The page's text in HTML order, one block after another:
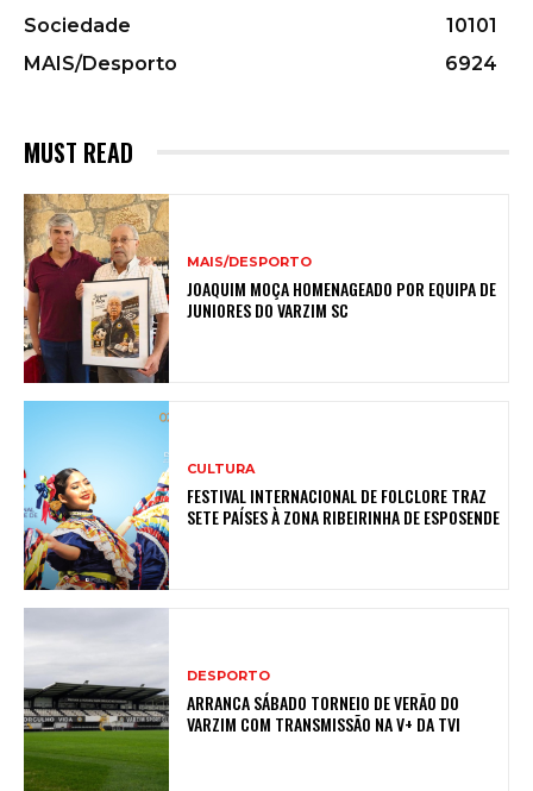
Sociedade
10101
MAIS/Desporto
6924
MUST READ
MAIS/DESPORTO
JOAQUIM MOÇA HOMENAGEADO POR EQUIPA DE
JUNIORES DO VARZIM SC
CULTURA
FESTIVAL INTERNACIONAL DE FOLCLORE TRAZ
SETE PAÍSES À ZONA RIBEIRINHA DE ESPOSENDE
DESPORTO
ARRANCA SÁBADO TORNEIO DE VERÃO DO
VARZIM COM TRANSMISSÃO NA V+ DA TVI